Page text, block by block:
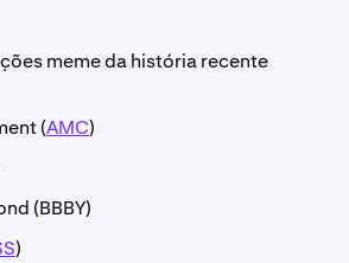
meme da história recente
(AMC)
(BBBY)
)